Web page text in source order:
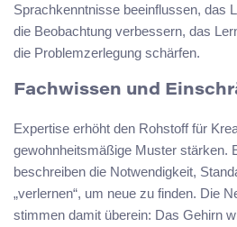
Sprachkenntnisse beeinflussen, das
die Beobachtung verbessern, das
die Problemzerlegung schärfen.
Fachwissen und
Expertise erhöht den Rohstoff für
gewohnheitsmäßige Muster stärken.
beschreiben die Notwendigkeit,
„verlernen“, um neue zu finden. Die
stimmen damit überein: Das Gehirn